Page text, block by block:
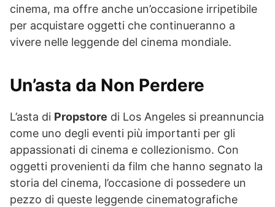
cinema, ma offre anche un’occasione irripetibile
per acquistare oggetti che continueranno a
vivere nelle leggende del cinema mondiale.
Un’asta da Non Perdere
L’asta di Propstore di Los Angeles si preannuncia
come uno degli eventi più importanti per gli
appassionati di cinema e collezionismo. Con
oggetti provenienti da film che hanno segnato la
storia del cinema, l’occasione di possedere un
pezzo di queste leggende cinematografiche